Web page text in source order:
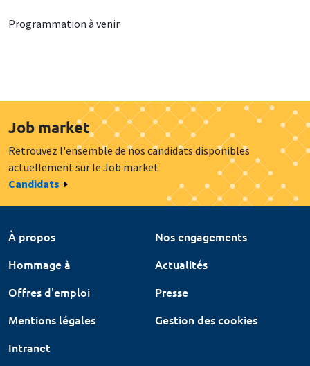
Programmation à venir
Job market
Retrouvez l'ensemble de nos candidats disponibles
actuellement sur le Job market
Candidats
À propos
Nos engagements
Hommage à
Actualités
Offres d'emploi
Presse
Mentions légales
Gestion des cookies
Intranet